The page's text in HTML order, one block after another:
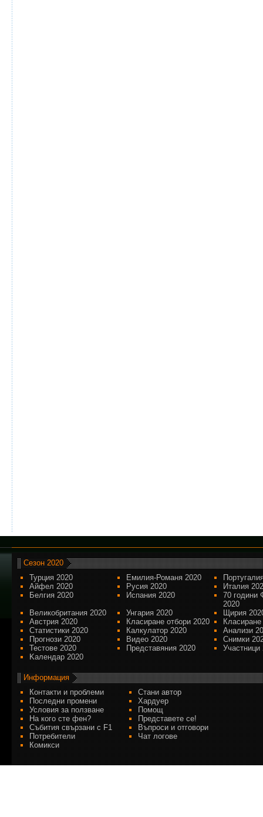
Сезон 2020
Турция 2020
Емилия-Романя 2020
Айфел 2020
Русия 2020
Италия
Белгия 2020
Испания 2020
70 години
2020
Великобритания 2020
Унгария 2020
Щирия
Австрия 2020
Класиране отбори 2020
Статистики 2020
Калкулатор 2020
Анализи
Прогнози 2020
Видео 2020
Снимки
Тестове 2020
Представяния 2020
Участници
Kалендар 2020
Информация
Контакти и проблеми
Стани автор
Последни промени
Хардуер
Условия за ползване
Помощ
На кого сте фен?
Представете се!
Събития свързани с F1
Въпроси и отговори
Потребители
Чат логове
Комикси